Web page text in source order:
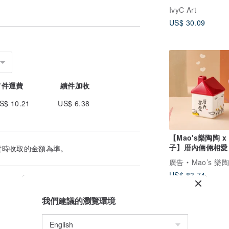
IvyC Art
US$ 30.09
【Mao's樂陶陶
子】厝內倆倆相
單入禮盒組
廣告
Mao’s 樂
US$ 83.74
運費
續件加收
10.21
US$ 6.38
收取的金額為準。
我們建議的瀏覽環境